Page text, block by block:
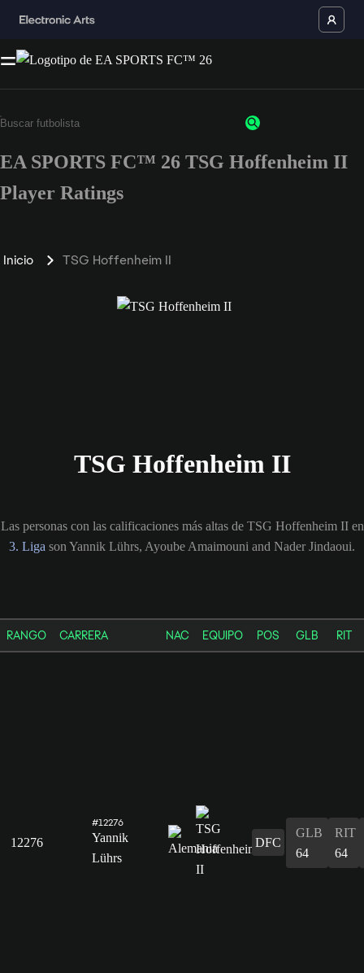
EA SPORTS FC™ 26 TSG Hoffenheim II
Player Ratings
Inicio TSG Hoffenheim II
TSG Hoffenheim II
Las personas con las calificaciones más altas de TSG Hoffenheim II en
3. Liga son Yannik Lührs, Ayoube Amaimouni and Nader Jindaoui.
RANGO CARRERA NAC EQUIPO POS GLB RIT
12276
#12276
Yannik
Lührs
DFC
GLB
64
RIT
64